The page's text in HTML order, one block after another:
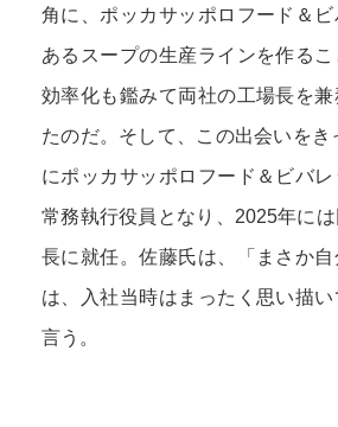
角に、ポッカサッポロフード＆
あるスープの生産ラインを作る
効率化も鑑みて両社の工場長を
たのだ。そして、この出会いを
にポッカサッポロフード＆ビバ
常務執行役員となり、2025年に
長に就任。佐藤氏は、「まさか
は、入社当時はまったく思い描
言う。